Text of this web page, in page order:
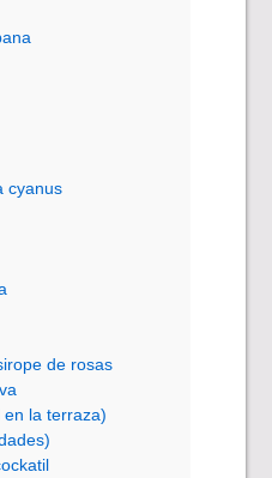
cyanus
de rosas
en la terraza)